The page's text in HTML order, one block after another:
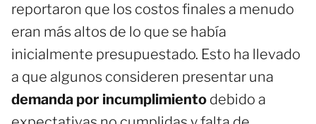
reportaron que los costos finales a menudo
eran más altos de lo que se había
inicialmente presupuestado. Esto ha llevado
a que algunos consideren presentar una
demanda por incumplimiento debido a